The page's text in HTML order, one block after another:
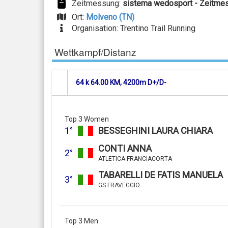
Zeitmessung: sistema wedosport -
Ort: Molveno (TN)
Organisation: Trentino Trail Running
Wettkampf/Distanz
64 k 64.00 KM, 4200m D+/D-
Top 3 Women
1° BESSEGHINI LAURA CHIARA
2° CONTI ANNA
ATLETICA FRANCIACORTA
3° TABARELLI DE FATIS MANUELA
GS FRAVEGGIO
Top 3 Men